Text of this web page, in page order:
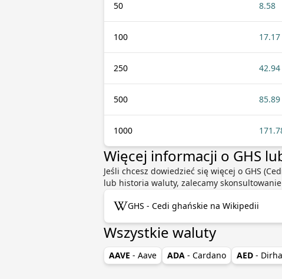
50 8.58
100 17.17
250 42.94
500 85.89
1000
Więcej informacji o GHS
Jeśli chcesz dowiedzieć się więcej o GHS
lub historia waluty, zalecamy
GHS - Cedi ghańskie na Wikipedii
Wszystkie waluty
AAVE - Aave ADA - Cardano AED -